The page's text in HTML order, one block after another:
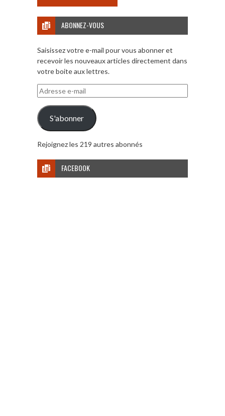
ABONNEZ-VOUS
Saisissez votre e-mail pour vous abonner et
recevoir les nouveaux articles directement dans
votre boite aux lettres.
Adresse
e-
mail
S'abonner
Rejoignez les 219 autres abonnés
FACEBOOK